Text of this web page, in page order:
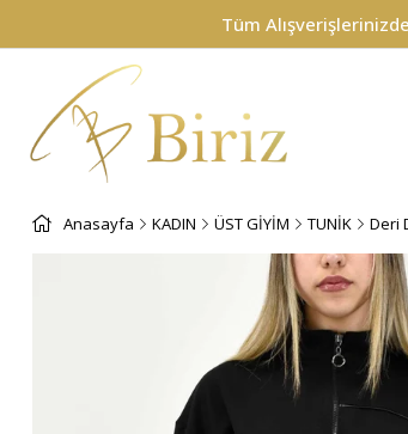
Anasayfa KADIN ÜST GİYİM TUNİK Deri
Tüm Alışverişlerinizde